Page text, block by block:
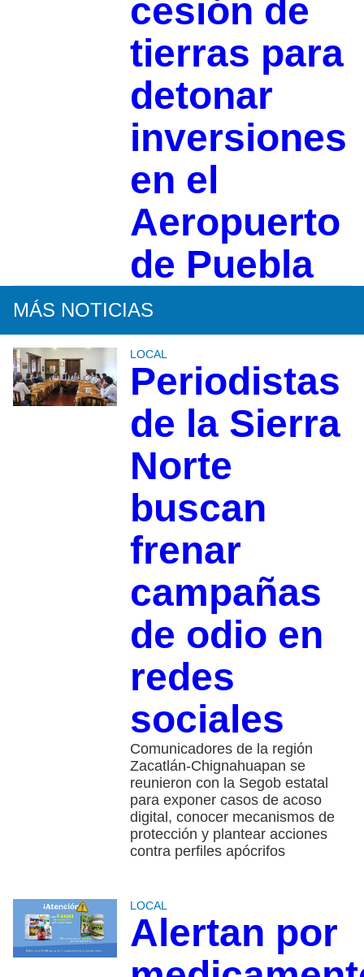
cesión de
tierras para
detonar
inversiones
en el
Aeropuerto
de Puebla
MÁS NOTICIAS
LOCAL
Periodistas
de la Sierra
Norte
buscan
frenar
campañas
de odio en
redes
sociales
Comunicadores de la región
Zacatlán-Chignahuapan se
reunieron con la Segob estatal
para exponer casos de acoso
digital, conocer mecanismos de
protección y plantear acciones
contra perfiles apócrifos
LOCAL
Alertan por